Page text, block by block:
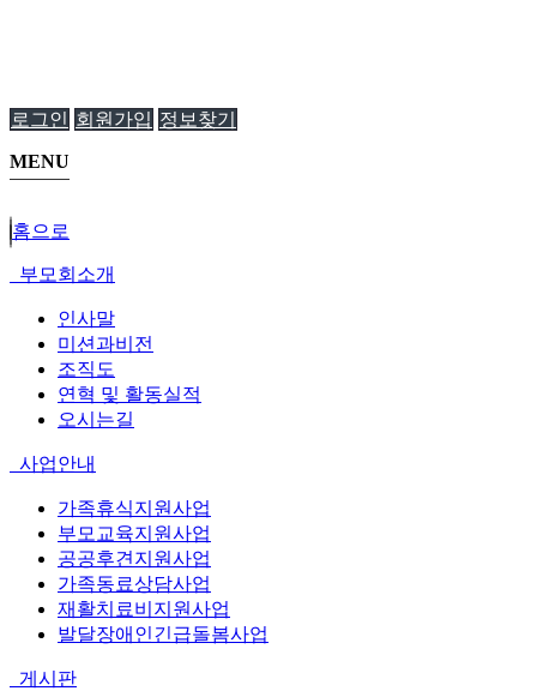
로그인 회원가입 정보찾기
MENU
홈으로
부모회소개
인사말
미션과비전
조직도
연혁 및 활동실적
오시는길
사업안내
가족휴식지원사업
부모교육지원사업
공공후견지원사업
가족동료상담사업
재활치료비지원사업
발달장애인긴급돌봄사업
게시판